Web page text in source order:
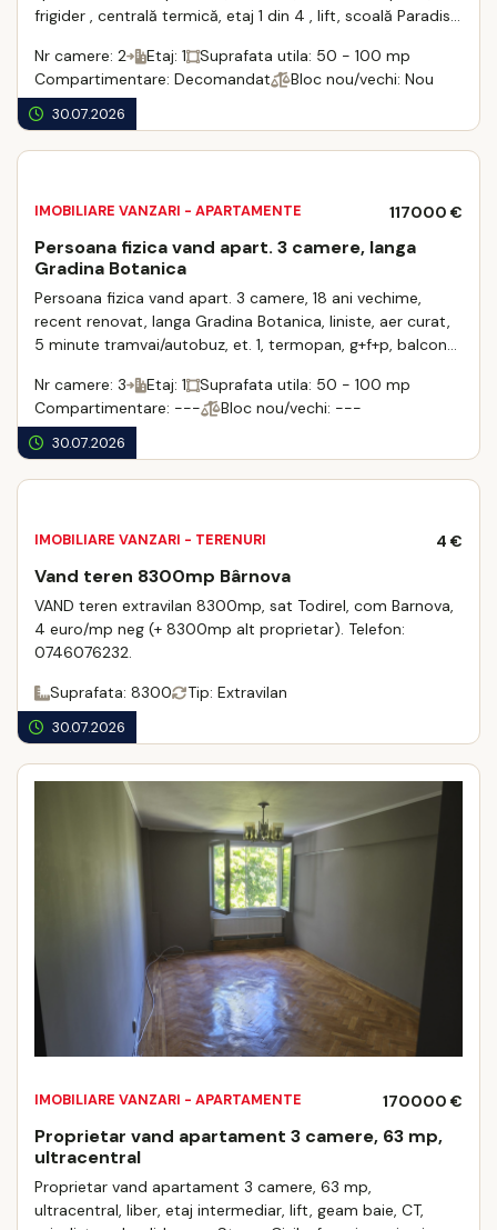
30.07.2026
frigider , centrală termică, etaj 1 din 4 , lift, scoală Paradise
Nr camere: 2
Etaj: 1
Suprafata utila: 50 - 100 mp
Compartimentare: Decomandat
Bloc nou/vechi: Nou
30.07.2026
IMOBILIARE VANZARI - APARTAMENTE 117000 €
Persoana fizica vand apart. 3 camere, langa
Gradina Botanica
Persoana fizica vand apart. 3 camere, 18 ani vechime,
recent renovat, langa Gradina Botanica, liniste, aer curat,
5 minute tramvai/autobuz, et. 1, termopan, g+f+p, balcon
Nr camere: 3
Etaj: 1
Suprafata utila: 50 - 100 mp
Compartimentare: ---
Bloc nou/vechi: ---
30.07.2026
IMOBILIARE VANZARI - TERENURI 4 €
Vand teren 8300mp Bârnova
VAND teren extravilan 8300mp, sat Todirel, com Barnova,
4 euro/mp neg (+ 8300mp alt proprietar). Telefon:
0746076232.
Suprafata: 8300
Tip: Extravilan
IMOBILIARE VANZARI - APARTAMENTE 170000 €
Proprietar vand apartament 3 camere, 63 mp,
ultracentral
Proprietar vand apartament 3 camere, 63 mp,
ultracentral, liber, etaj intermediar, lift, geam baie, CT,